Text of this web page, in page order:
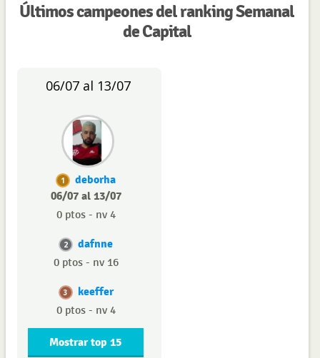
Últimos campeones del ranking Semanal
de Capital
06/07 al 13/07
1
deborha
06/07 al 13/07
0 ptos - nv 4
2 dafnne
0 ptos - nv 16
3 keeffer
0 ptos - nv 4
Mostrar top 15